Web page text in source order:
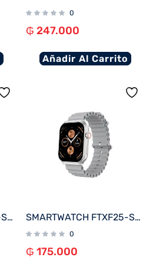
0
₲ 247.000
Añadir Al Carrito
SMARTWATCH FTXF25-SVSM 50MM PLATA METAL ANDROID/IOS/BT/FREC. CARD SMARTWATCH FTXF25-SVG 50MM PLATA/GRIS ANDROID/IOS/BT/FREC. CARD
0
₲ 175.000